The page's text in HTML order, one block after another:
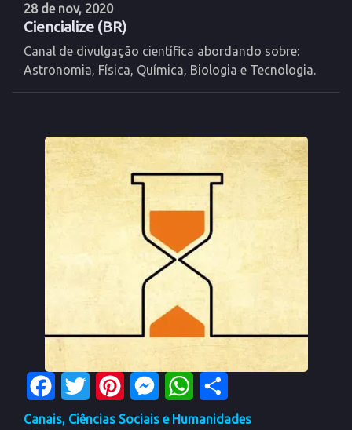
28 de nov, 2020
Ciencialize (BR)
Canal de divulgação científica abordando sobre:
Astronomia, Física, Química, Biologia e Tecnologia.
FacebookTwitter PinterestMessengerWhatsApp
Canais, Ciências Sociais e Humanidades